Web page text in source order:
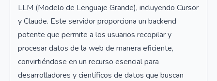
LLM (Modelo de Lenguaje Grande), incluyendo Cursor
y Claude. Este servidor proporciona un backend
potente que permite a los usuarios recopilar y
procesar datos de la web de manera eficiente,
convirtiéndose en un recurso esencial para
desarrolladores y científicos de datos que buscan